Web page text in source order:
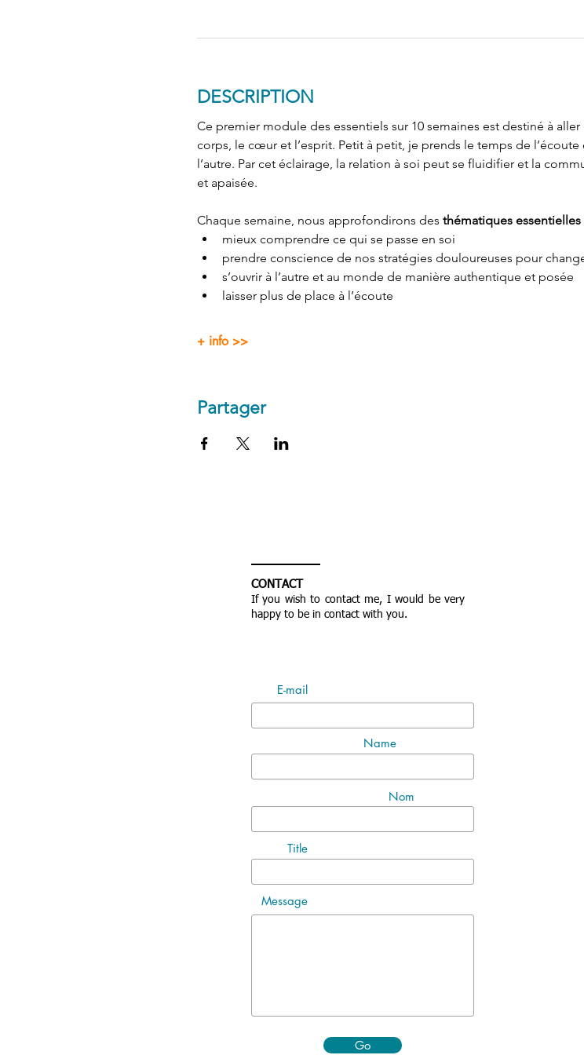
DESCRIPTION
Ce premier module des essentiels sur 10 semaines est destiné à
corps, le cœur et l’esprit. Petit à petit, je prends le temps de
l’autre. Par cet éclairage, la relation à soi peut se fluidifier et la
et apaisée.
Chaque semaine, nous approfondirons des thématiques essentielles
mieux comprendre ce qui se passe en soi
prendre conscience de nos stratégies douloureuses pour
s’ouvrir à l’autre et au monde de manière authentique et posée
laisser plus de place à l’écoute
+ info >>
Partager
CONTACT
If you wish to contact me, I would be very
happy to be in contact with you.
E-mail
Name
Nom
Title
Message
Go